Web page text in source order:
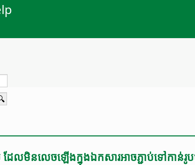
ែល​មិន​លេច​ឡើង​ក្នុង​ឯកសារ​អាច​ភ្ជាប់​ទៅ​កាន់​រូប